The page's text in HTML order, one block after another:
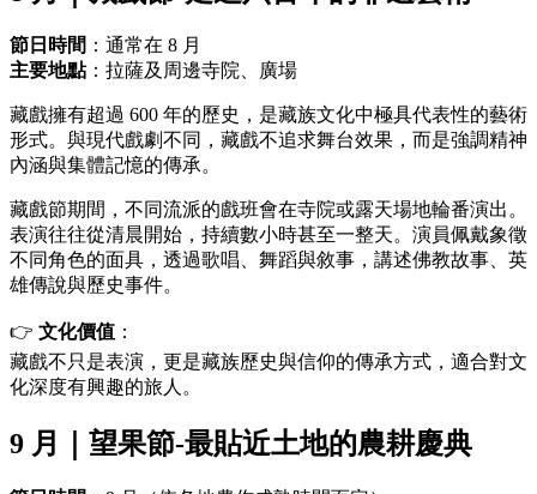
節日時間 ：通常在 8 月
主要地點：拉薩及周邊寺院、廣場
藏戲擁有超過 600 年的歷史，是藏族文化中極具代表性的藝術
形式。與現代戲劇不同，藏戲不追求舞台效果，而是強調精神
內涵與集體記憶的傳承。
藏戲節期間，不同流派的戲班會在寺院或露天場地輪番演出。
表演往往從清晨開始，持續數小時甚至一整天。演員佩戴象徵
不同角色的面具，透過歌唱、舞蹈與敘事，講述佛教故事、英
雄傳說與歷史事件。
👉 文化價值 ：
藏戲不只是表演，更是藏族歷史與信仰的傳承方式，適合對文
化深度有興趣的旅人。
9 月｜望果節-最貼近土地的農耕慶典